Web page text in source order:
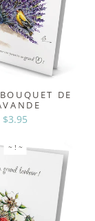
DE
$3.95
~ ! ~